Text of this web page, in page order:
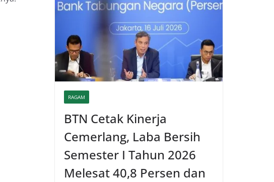
RAGAM
BTN Cetak Kinerja
Cemerlang, Laba Bersih
Semester I Tahun 2026
Melesat 40,8 Persen dan